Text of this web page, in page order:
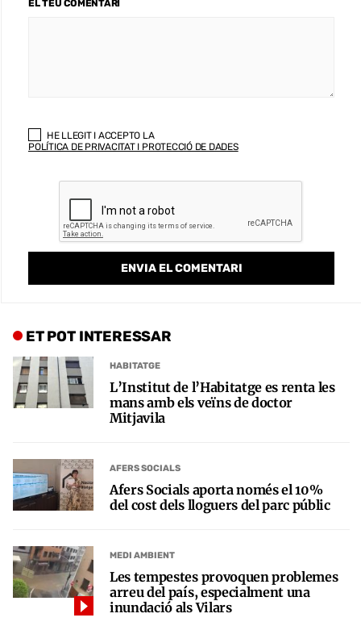
EL TEU COMENTARI
HE LLEGIT I ACCEPTO LA
POLÍTICA DE PRIVACITAT I PROTECCIÓ DE DADES
ET POT INTERESSAR
HABITATGE
L’Institut de l’Habitatge es renta les
mans amb els veïns de doctor
Mitjavila
AFERS SOCIALS
Afers Socials aporta només el 10%
del cost dels lloguers del parc públic
MEDI AMBIENT
Les tempestes provoquen problemes
arreu del país, especialment una
inundació als Vilars